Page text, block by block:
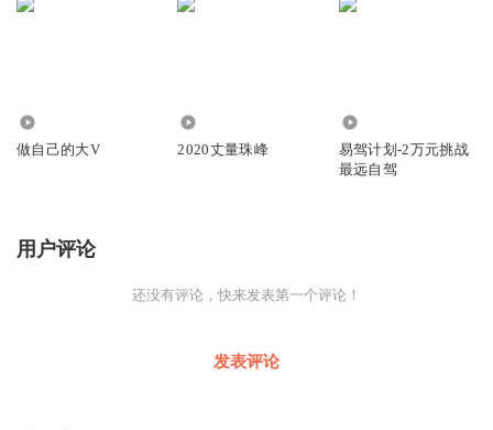
做自己的大V 2020丈量珠峰
易驾计划-2万元挑战
最远自驾
用户评论
还没有评论，快来发表第一个评论！
发表评论